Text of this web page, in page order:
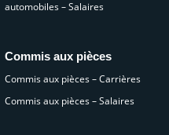
automobiles – Salaires
Commis aux pièces
Commis aux pièces – Carrières
Commis aux pièces – Salaires